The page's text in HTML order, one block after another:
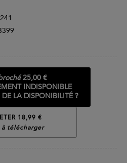
25,00 €
INDISPONIBLE
DE LA DISPONIBILITÉ ?
18,99 €
à télécharger